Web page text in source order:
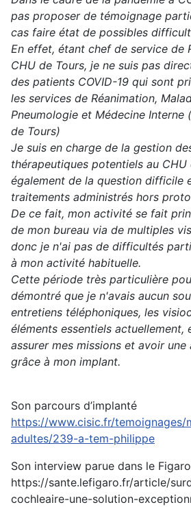
pas proposer de témoignage
cas faire état de possibles
En effet, étant chef de service de
CHU de Tours, je ne suis pas
des patients COVID-19 qui sont
les services de Réanimation,
Pneumologie et Médecine Interne
de Tours)
Je suis en charge de la gestion
thérapeutiques potentiels au CHU
également de la question difficile
traitements administrés hors
De ce fait, mon activité se fait
de mon bureau via de multiples
donc je n'ai pas de difficultés
à mon activité habituelle.
Cette période très particulière
démontré que je n'avais aucun
entretiens téléphoniques, les
éléments essentiels actuellement,
assurer mes missions et avoir
grâce à mon implant.
Son parcours d’implanté
https://www.cisic.fr/temoignages/
adultes/239-a-tem-philippe
Son interview parue dans le
https://sante.lefigaro.fr/article/
cochleaire-une-solution-